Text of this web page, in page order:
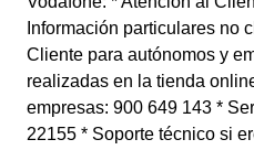
Información particulares no
Cliente para autónomos y
realizadas en la tienda
empresas: 900 649 143 *
22155 * Soporte técnico si